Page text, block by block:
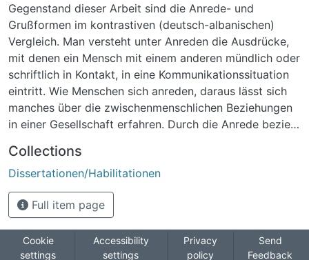
Gegenstand dieser Arbeit sind die Anrede- und
Grußformen im kontrastiven (deutsch-albanischen)
Vergleich. Man versteht unter Anreden die Ausdrücke,
mit denen ein Mensch mit einem anderen mündlich oder
schriftlich in Kontakt, in eine Kommunikationssituation
eintritt. Wie Menschen sich anreden, daraus lässt sich
manches über die zwischenmenschlichen Beziehungen
in einer Gesellschaft erfahren. Durch die Anrede bezieht
durch die Wahl zwischen verschiedenen möglichen
pronominalen und nominalen Anredeformen trägt er
seiner Einschätzung des Verhältnisses Rechnung, das
zwischen ihm und dem Angeredeten besteht. Er kann
Zusammengehörigkeit zum Ausdruck bringen. Da das
Anredeverhalten jedoch nicht in jeder Situation der
Collections
Dissertationen/Habilitationen
Full item page
Cookie
settings
Accessibility
settings
Privacy
policy
Send
Feedback